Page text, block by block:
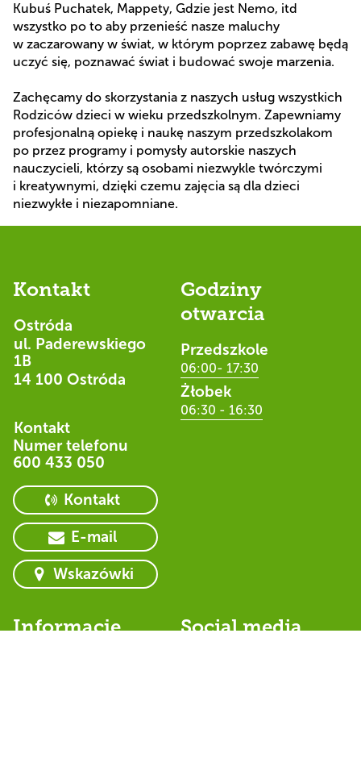
Kubuś Puchatek, Mappety, Gdzie jest Nemo, itd
wszystko po to aby przenieść nasze maluchy
w zaczarowany w świat, w którym poprzez zabawę będą
uczyć się, poznawać świat i budować swoje marzenia.
Zachęcamy do skorzystania z naszych usług wszystkich
Rodziców dzieci w wieku przedszkolnym. Zapewniamy
profesjonalną opiekę i naukę naszym przedszkolakom
po przez programy i pomysły autorskie naszych
nauczycieli, którzy są osobami niezwykle twórczymi
i kreatywnymi, dzięki czemu zajęcia są dla dzieci
niezwykłe i niezapomniane.
Kontakt
Ostróda
ul. Paderewskiego
1B
14 100 Ostróda
Kontakt
Numer telefonu
600 433 050
Kontakt
E-mail
Wskazówki
Godziny
otwarcia
Przedszkole
06:00- 17:30
Żłobek
06:30 - 16:30
Informacje Social media